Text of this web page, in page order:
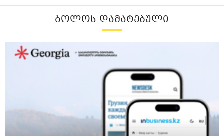
ᲑᲝᲚᲝᲡ ᲓᲐᲛᲐᲢᲔᲑᲣᲚᲘ